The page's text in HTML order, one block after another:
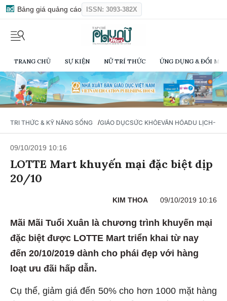
Bảng giá quảng cáo ISSN: 3093-382X
TRANG CHỦ SỰ KIỆN NỮ TRÍ THỨC ỨNG DỤNG & ĐỔI
TRI THỨC & KỸ NĂNG SỐNG /GIÁO DỤCSỨC KHỎEVĂN HÓADU LỊCH-
09/10/2019 10:16
LOTTE Mart khuyến mại đặc biệt dịp
20/10
KIM THOA 09/10/2019 10:16
Mãi Mãi Tuổi Xuân là chương trình khuyến mại
đặc biệt được LOTTE Mart triển khai từ nay
đến 20/10/2019 dành cho phái đẹp với hàng
loạt ưu đãi hấp dẫn.
Cụ thể, giảm giá đến 50% cho hơn 1000 mặt hàng